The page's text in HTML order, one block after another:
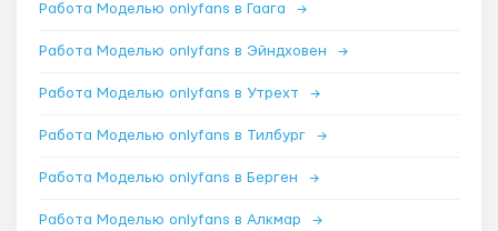
Работа Моделью onlyfans в Гаага →
Работа Моделью onlyfans в Эйндховен →
Работа Моделью onlyfans в Утрехт →
Работа Моделью onlyfans в Тилбург →
Работа Моделью onlyfans в Берген →
Работа Моделью onlyfans в Алкмар →